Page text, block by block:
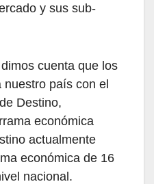
y sus sub-
cuenta que los
nuestro país con el
Destino,
económica
actualmente
económica de 16
nacional.